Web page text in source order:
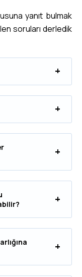
yanıt bulmak
soruları derledik